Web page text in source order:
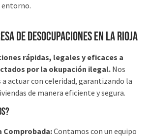
entorno.
de desocupaciones en La Rioja
rápidas, legales y eficaces a
por la okupación ilegal. Nos
actuar con celeridad, garantizando la
de manera eficiente y segura.
Comprobada:Contamos con un equipo